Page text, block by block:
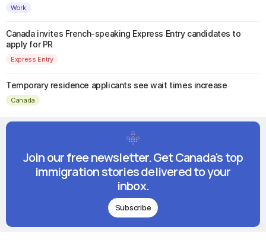
Work
Canada invites French-speaking Express Entry candidates to
apply for PR
Express Entry
Temporary residence applicants see wait times increase
Canada
Join our free newsletter. Get Canada's top
immigration stories delivered to your
inbox.
Subscribe